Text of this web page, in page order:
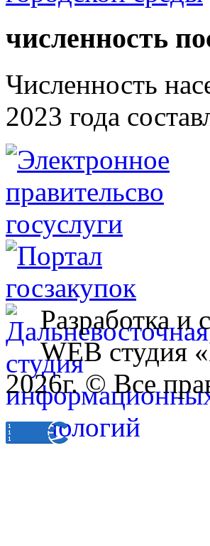
численность
Численность
2023 года
Разработка и
WEB студия
2026г. © Все